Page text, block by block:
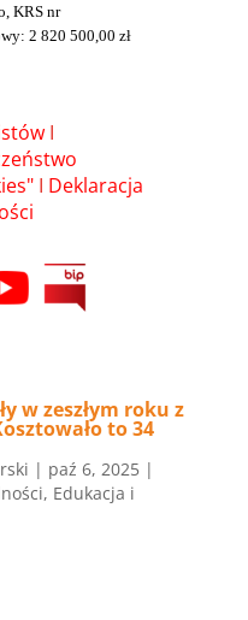
KRS nr
2 820 500,00 zł
I
I Deklaracja
w zeszłym roku z
to 34
| paź 6, 2025|
, Edukacja i